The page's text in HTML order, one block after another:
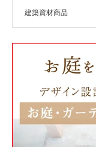
建築資材商品